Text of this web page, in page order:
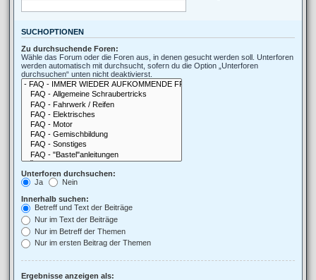
SUCHOPTIONEN
Zu durchsuchende Foren:
Wähle das Forum oder die Foren aus, in denen gesucht werden soll. Unterforen
werden automatisch mit durchsucht, sofern du die Option „Unterforen
durchsuchen“ unten nicht deaktivierst.
Unterforen durchsuchen:
Ja
Nein
Innerhalb suchen:
Betreff und Text der Beiträge
Nur im Text der Beiträge
Nur im Betreff der Themen
Nur im ersten Beitrag der Themen
Ergebnisse anzeigen als: